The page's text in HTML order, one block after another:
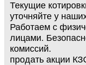
Текущие
уточняйте у
Работаем с
лицами.
комиссий.
продать акции